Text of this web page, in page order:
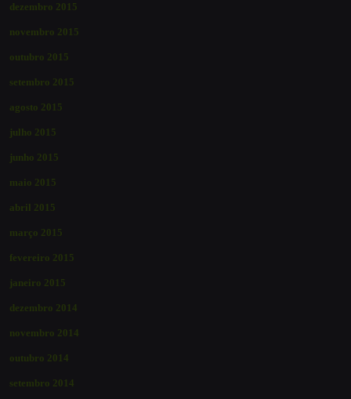
dezembro 2015
novembro 2015
outubro 2015
setembro 2015
agosto 2015
julho 2015
junho 2015
maio 2015
abril 2015
março 2015
fevereiro 2015
janeiro 2015
dezembro 2014
novembro 2014
outubro 2014
setembro 2014